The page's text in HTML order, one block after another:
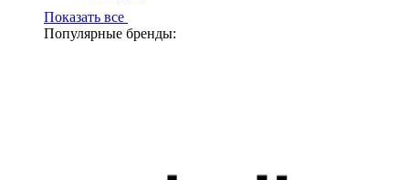
Показать все
Популярные бренды: